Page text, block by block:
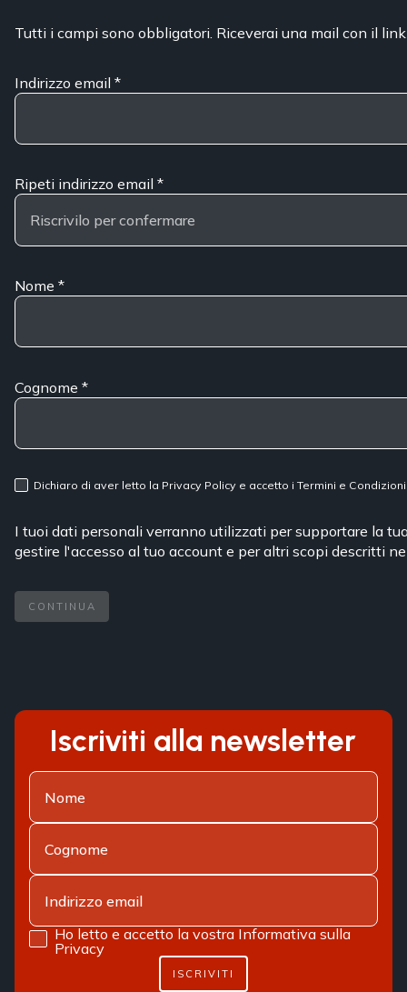
Tutti i campi sono obbligatori. Riceverai una mail con il
Indirizzo email*
Ripeti indirizzo email*
Nome*
Cognome*
Dichiaro di aver letto la Privacy Policye accetto i Termini e
I tuoi dati personali verranno utilizzati per supportare la
gestire l'accesso al tuo account e per altri scopi descritti
CONTINUA
Iscriviti alla newsletter
Ho letto e accetto la vostra Informativa sulla
Privacy
ISCRIVITI